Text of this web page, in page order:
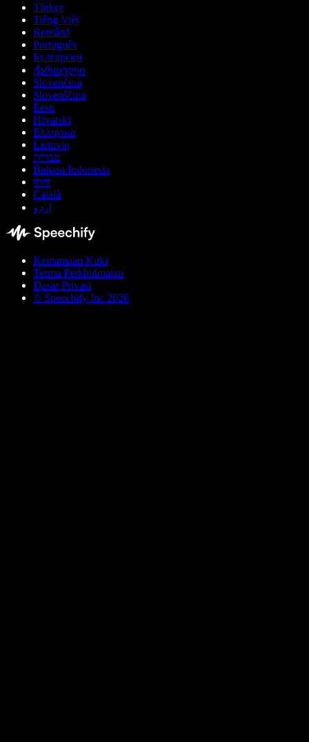
Türkçe
Tiếng Việt
Română
Português
Български
ქართული
Slovenčina
Slovenščina
Eesti
Hrvatski
Ελληνικά
Lietuvių
עברית
Bahasa Indonesia
বাংলা
Català
اردو
Keutamaan Kuki
Terma Perkhidmatan
Dasar Privasi
© Speechify Inc 2026